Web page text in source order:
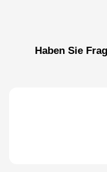
Haben Sie